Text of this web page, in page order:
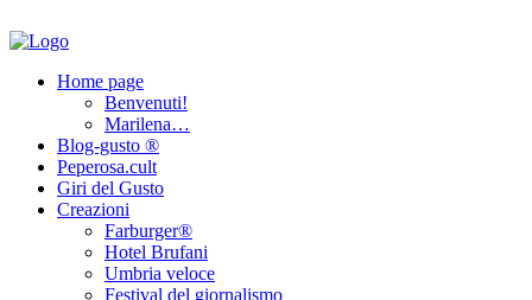
Home page
Benvenuti!
Marilena…
Blog-gusto ®
Peperosa.cult
Giri del Gusto
Creazioni
Farburger®
Hotel Brufani
Umbria veloce
Festival del giornalismo